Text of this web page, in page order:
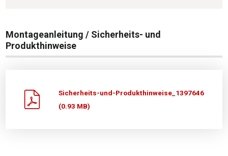
Montageanleitung / Sicherheits- und
Produkthinweise
Sicherheits-und-Produkthinweise_1397646
(0.93 MB)